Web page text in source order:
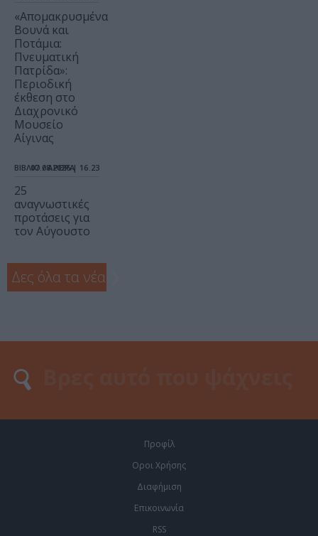
«Απομακρυσμένα
Βουνά και
Ποτάμια:
Πνευματική
Πατρίδα»:
Περιοδική
έκθεση στο
Διαχρονικό
Μουσείο
Αίγινας
ΒΙΒΛΙΟ / ΑΡΘΡΑ
07.08.2026 | 16.23
25
αναγνωστικές
προτάσεις για
τον Αύγουστο
Δες όλα τα νέα
Προφίλ
Οροι Χρήσης
Διαφήμιση
Επικοινωνία
RSS